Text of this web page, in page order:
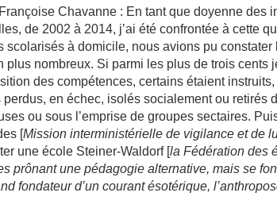
Chavanne : En tant que doyenne des
de 2002 à 2014, j’ai été confrontée à cette
scolarisés à domicile, nous avions pu
plus nombreux. Si parmi les plus de trois
des compétences, certains étaient
perdus, en échec, isolés socialement ou
ou sous l’emprise de groupes sectaires.
[Mission interministérielle de vigilance et de
une école Steiner-Waldorf [la Fédération des
prônant une pédagogie alternative, mais se
fondateur d’un courant ésotérique,